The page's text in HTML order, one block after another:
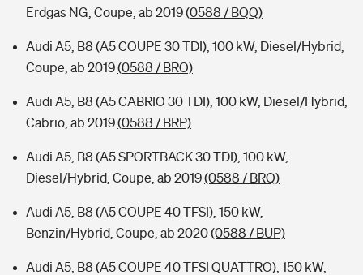
Erdgas NG, Coupe, ab 2019(0588 / BQQ)
Audi A5, B8 (A5 COUPE 30 TDI), 100 kW, Diesel/Hybrid,
Coupe, ab 2019(0588 / BRO)
Audi A5, B8 (A5 CABRIO 30 TDI), 100 kW, Diesel/Hybrid,
Cabrio, ab 2019(0588 / BRP)
Audi A5, B8 (A5 SPORTBACK 30 TDI), 100 kW,
Diesel/Hybrid, Coupe, ab 2019(0588 / BRQ)
Audi A5, B8 (A5 COUPE 40 TFSI), 150 kW,
Benzin/Hybrid, Coupe, ab 2020(0588 / BUP)
Audi A5, B8 (A5 COUPE 40 TFSI QUATTRO), 150 kW,